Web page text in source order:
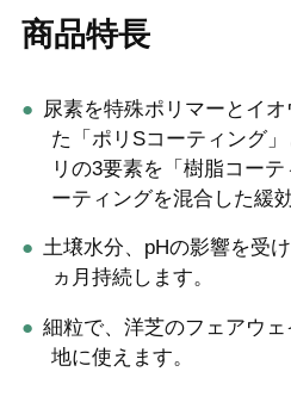
商品特長
尿素を特殊ポリマーとイ
た「ポリSコーティング
リの3要素を「樹脂コー
ーティングを混合した緩
土壌水分、pHの影響を受
ヵ月持続します。
細粒で、洋芝のフェアウ
地に使えます。